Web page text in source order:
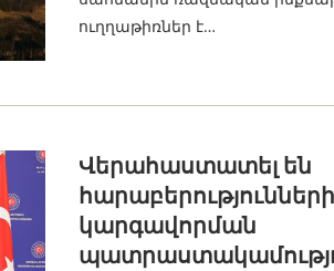
ուղղաթիռներ է…
Վերահաստատել են
հարաբերությունների
կարգավորման